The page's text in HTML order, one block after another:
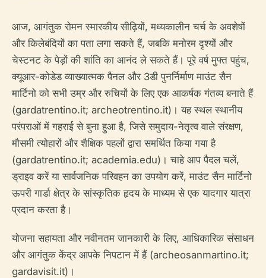
आज, आगंतुक रोमन स्मारकीय सीढ़ियों, मध्यकालीन चर्च के अवशेषों
और किलेबंदियों का पता लगा सकते हैं, जबकि मनोरम दृश्यों और
चेस्टनट के पेड़ों की शांति का आनंद ले सकते हैं। पूरे वर्ष मुफ्त पहुंच,
क्यूआर-कोडेड व्याख्यात्मक पैनल और 3डी पुनर्निर्माण माउंट सैन
मार्टिनो को सभी उम्र और रुचियों के लिए एक आकर्षक गंतव्य बनाते हैं
(gardatrentino.it; archeotrentino.it)। यह स्थल स्थानीय
परंपराओं में गहराई से बुना हुआ है, जिसे समुदाय-नेतृत्व वाले संरक्षण,
मौसमी त्योहारों और शैक्षिक पहलों द्वारा समर्थित किया गया है
(gardatrentino.it; academia.edu)। चाहे आप पैदल चलें,
ड्राइव करें या सार्वजनिक परिवहन का उपयोग करें, माउंट सैन मार्टिनो
ऊपरी गार्डा क्षेत्र के सांस्कृतिक हृदय के माध्यम से एक यादगार यात्रा
प्रदान करता है।
योजना सहायता और नवीनतम जानकारी के लिए, आधिकारिक संसाधन
और आगंतुक केंद्र आपके निपटान में हैं (archeosanmartino.it;
gardavisit.it)।